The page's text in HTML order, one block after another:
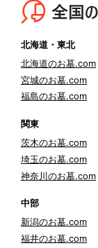
北海道・東北
北海道のお墓.com
宮城のお墓.com
福島のお墓.com
関東
茨木のお墓.com
埼玉のお墓.com
神奈川のお墓.com
中部
新潟のお墓.com
福井のお墓.com